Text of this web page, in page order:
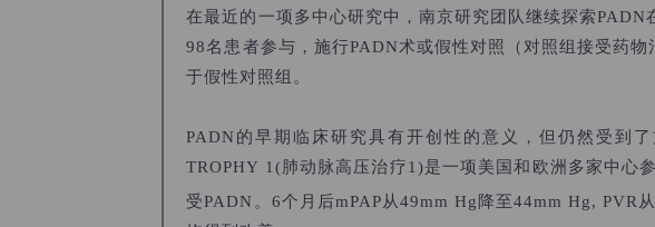
在最近的一项多中心研究中，南京研究团队继续探索
98名患者参与，施行PADN术或假性对照（对照组接受药
于假性对照组。
PADN的早期临床研究具有开创性的意义，但仍然受到
TROPHY 1(肺动脉高压治疗1)是一项美国和欧洲多家中心
受PADN。6个月后mPAP从49mm Hg降至44mm Hg, PVR